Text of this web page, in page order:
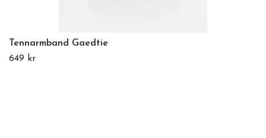
Tennarmband Gaedtie
649 kr